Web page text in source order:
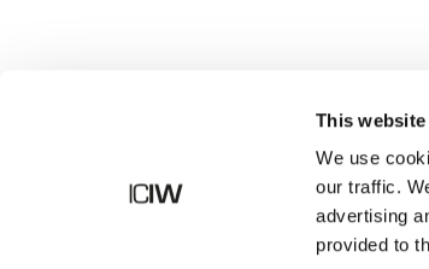
This
We use
our traffic.
advertising
provided to